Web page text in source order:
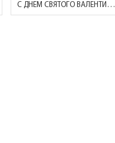
С ДНЕМ СВЯТОГО ВАЛЕНТИНА! (ПОЦЕЛУЙ)